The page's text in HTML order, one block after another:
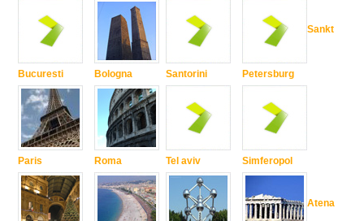
Bucuresti
Paris
Bologna
Roma
Santorini
Tel aviv
Sankt
Petersburg
Simferopol
Atena